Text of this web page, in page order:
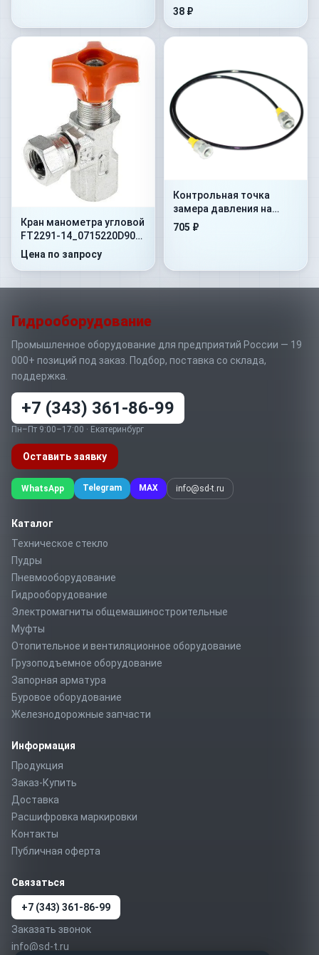
(1MTBU.100101)
38 ₽
Кран манометра угловой
FT2291-14_0715220D90
400 Бар 1/4"NPT -60
Цена по запросу
Контрольная точка
замера давления на
гибком шланге Flex.
705 ₽
Гидрооборудование
Промышленное оборудование для предприятий России — 19
000+ позиций под заказ. Подбор, поставка со склада,
поддержка.
+7 (343) 361-86-99
Пн–Пт 9:00–17:00 · Екатеринбург
Оставить заявку
WhatsApp Telegram MAX info@sd-t.ru
Каталог
Техническое стекло
Пудры
Пневмооборудование
Гидрооборудование
Электромагниты общемашиностроительные
Муфты
Отопительное и вентиляционное оборудование
Грузоподъемное оборудование
Запорная арматура
Буровое оборудование
Железнодорожные запчасти
Информация
Продукция
Заказ-Купить
Доставка
Расшифровка маркировки
Контакты
Публичная оферта
Связаться
+7 (343) 361-86-99
Заказать звонок
info@sd-t.ru